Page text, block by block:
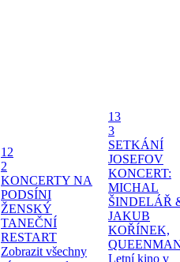
12
2
KONCERTY NA
PODSÍNI
ŽENSKÝ
TANEČNÍ
RESTART
Zobrazit všechny
13
3
SETKÁNÍ
JOSEFOV
KONCERT:
MICHAL
ŠINDELÁŘ
JAKUB
KOŘÍNEK,
Letní kino v